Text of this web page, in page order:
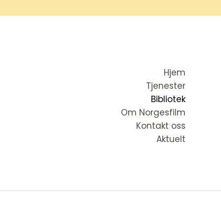
Hjem
Tjenester
Bibliotek
Om Norgesfilm
Kontakt oss
Aktuelt